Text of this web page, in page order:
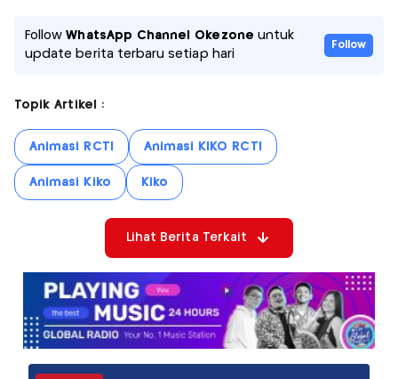
FollowWhatsApp Channel Okezone untuk
update berita terbaru setiap hari
Follow
Topik Artikel :
Animasi RCTI Animasi KIKO RCTI
Animasi Kiko Kiko
Lihat Berita Terkait